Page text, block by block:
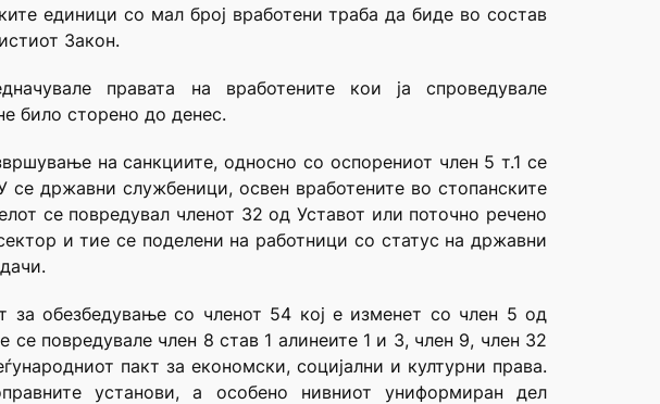
единици со мал број вработени траба да биде во состав
Закон.
правата на вработените кои ја спроведувале
било сторено до денес.
на санкциите, односно со оспорениот член 5 т.1 се
државни службеници, освен вработените во стопанските
се повредувал членот 32 од Уставот или поточно речено
и тие се поделени на работници со статус на државни
за обезбедување со членот 54 кој е изменет со член 5 од
повредувале член 8 став 1 алинеите 1 и 3, член 9, член 32
пакт за економски, социјални и културни права.
установи, а особено нивниот униформиран дел